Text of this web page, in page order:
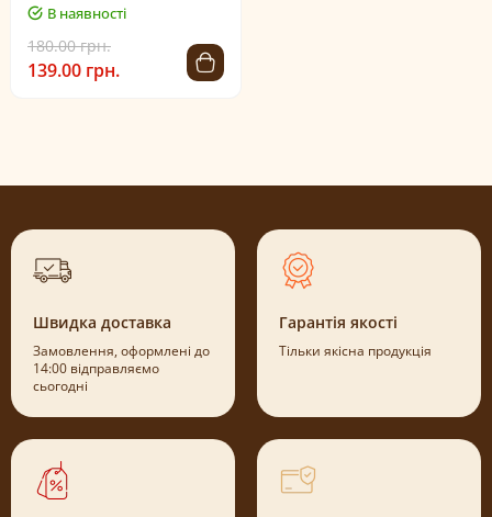
В наявності
180.00 грн.
139.00 грн.
Швидка доставка
Замовлення, оформлені до
14:00 відправляємо
сьогодні
Гарантія якості
Тільки якісна продукція